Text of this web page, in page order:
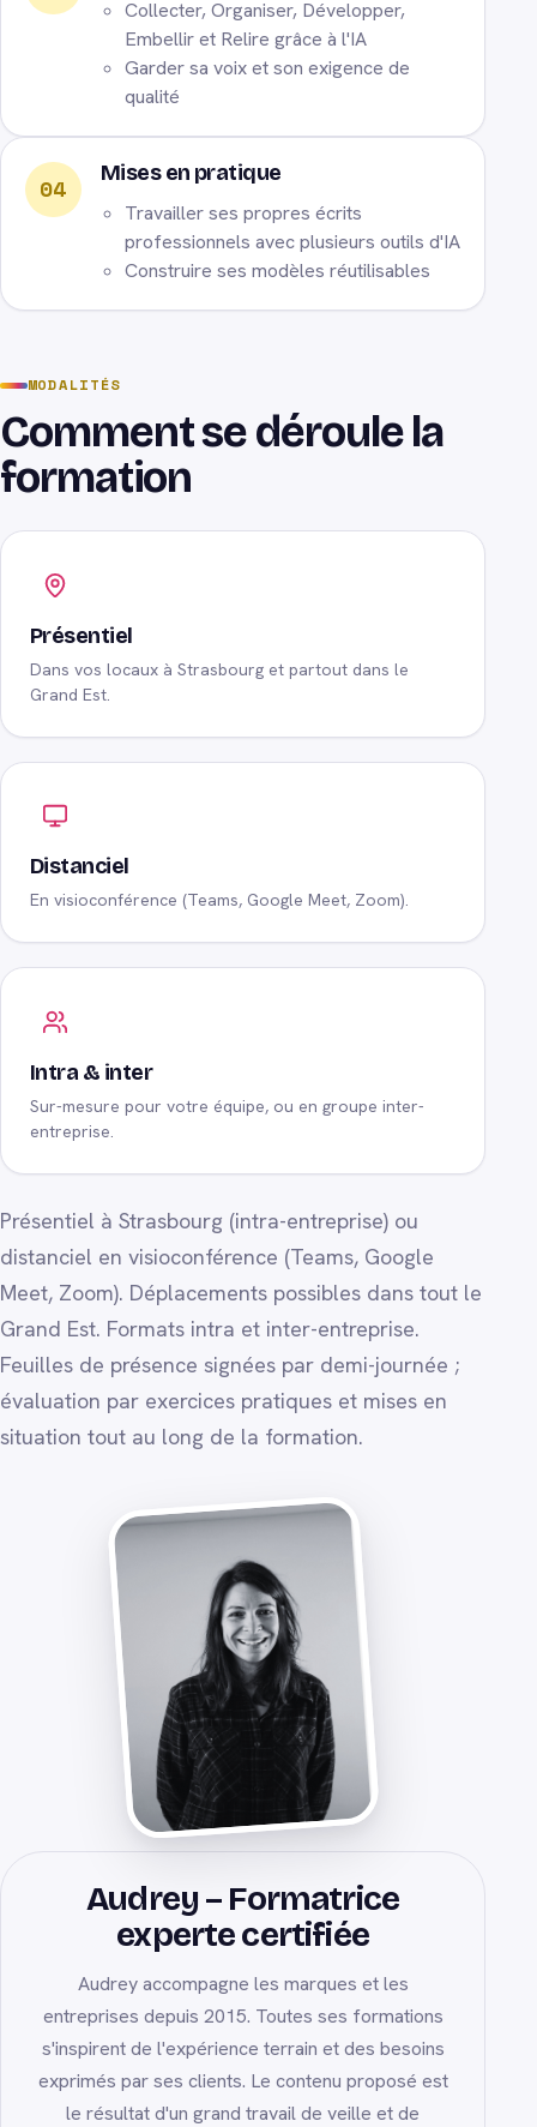
Collecter, Organiser, Développer,
Embellir et Relire grâce à l'IA
Garder sa voix et son exigence de
qualité
04
Mises en pratique
Travailler ses propres écrits
professionnels avec plusieurs outils d'IA
Construire ses modèles réutilisables
MODALITÉS
Comment se déroule la
formation
Présentiel
Dans vos locaux à Strasbourg et partout dans le
Grand Est.
Distanciel
En visioconférence (Teams, Google Meet, Zoom).
Intra & inter
Sur-mesure pour votre équipe, ou en groupe inter-
entreprise.
Présentiel à Strasbourg (intra-entreprise) ou
distanciel en visioconférence (Teams, Google
Meet, Zoom). Déplacements possibles dans tout le
Grand Est. Formats intra et inter-entreprise.
Feuilles de présence signées par demi-journée ;
évaluation par exercices pratiques et mises en
situation tout au long de la formation.
Audrey – Formatrice
experte certifiée
Audrey accompagne les marques et les
entreprises depuis 2015. Toutes ses formations
s'inspirent de l'expérience terrain et des besoins
exprimés par ses clients. Le contenu proposé est
le résultat d'un grand travail de veille et de